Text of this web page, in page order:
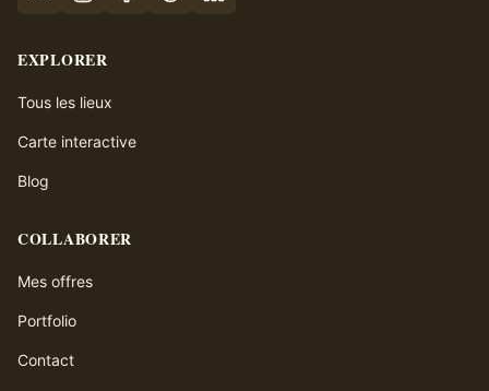
EXPLORER
Tous les lieux
Carte interactive
Blog
COLLABORER
Mes offres
Portfolio
Contact